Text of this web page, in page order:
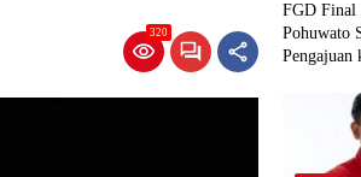
320
FGD Final
Pohuwato
Pengajuan